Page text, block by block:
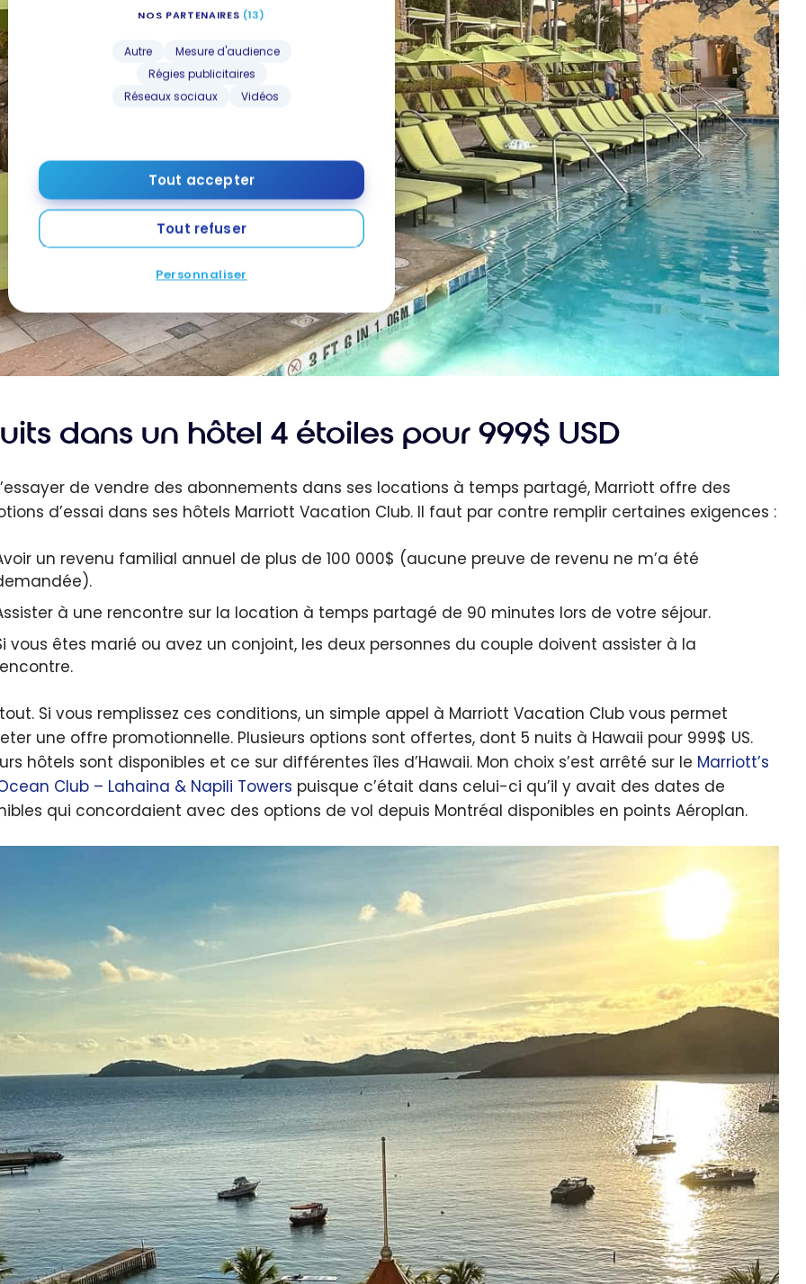
NOS PARTENAIRES (13)
Autre
Mesure d'audience
Régies publicitaires
Réseaux sociaux
Vidéos
Tout accepter
Tout refuser
Personnaliser
dans un hôtel 4 étoiles pour 999$ USD
de vendre des abonnements dans ses locations à temps partagé, Marriott offre des
d’essai dans ses hôtels Marriott Vacation Club. Il faut par contre remplir certaines exigences :
un revenu familial annuel de plus de 100 000$ (aucune preuve de revenu ne m’a été
à une rencontre sur la location à temps partagé de 90 minutes lors de votre séjour.
vous êtes marié ou avez un conjoint, les deux personnes du couple doivent assister à la
tout. Si vous remplissez ces conditions, un simple appel à Marriott Vacation Club vous permet
une offre promotionnelle. Plusieurs options sont offertes, dont 5 nuits à Hawaii pour 999$ US.
hôtels sont disponibles et ce sur différentes îles d’Hawaii. Mon choix s’est arrêté sur le Marriott’s
Club – Lahaina & Napili Towers puisque c’était dans celui-ci qu’il y avait des dates de
qui concordaient avec des options de vol depuis Montréal disponibles en points Aéroplan.